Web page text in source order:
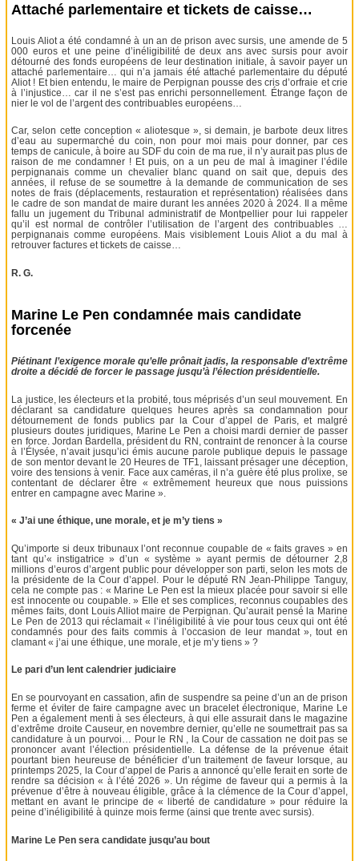
Attaché parlementaire et tickets de caisse…
Louis Aliot a été condamné à un an de prison avec sursis, une amende de 5
000 euros et une peine d’inéligibilité de deux ans avec sursis pour avoir
détourné des fonds européens de leur destination initiale, à savoir payer un
attaché parlementaire… qui n’a jamais été attaché parlementaire du député
Aliot ! Et bien entendu, le maire de Perpignan pousse des cris d’orfraie et crie
à l’injustice… car il ne s’est pas enrichi personnellement. Étrange façon de
nier le vol de l’argent des contribuables européens…
Car, selon cette conception « aliotesque », si demain, je barbote deux litres
d’eau au supermarché du coin, non pour moi mais pour donner, par ces
temps de canicule, à boire au SDF du coin de ma rue, il n’y aurait pas plus de
raison de me condamner ! Et puis, on a un peu de mal à imaginer l’édile
perpignanais comme un chevalier blanc quand on sait que, depuis des
années, il refuse de se soumettre à la demande de communication de ses
notes de frais (déplacements, restauration et représentation) réalisées dans
le cadre de son mandat de maire durant les années 2020 à 2024. Il a même
fallu un jugement du Tribunal administratif de Montpellier pour lui rappeler
qu’il est normal de contrôler l’utilisation de l’argent des contribuables …
perpignanais comme européens. Mais visiblement Louis Aliot a du mal à
retrouver factures et tickets de caisse…
R. G.
Marine Le Pen condamnée mais candidate
forcenée
Piétinant l’exigence morale qu’elle prônait jadis, la responsable d’extrême
droite a décidé de forcer le passage jusqu’à l’élection présidentielle.
La justice, les électeurs et la probité, tous méprisés d’un seul mouvement. En
déclarant sa candidature quelques heures après sa condamnation pour
détournement de fonds publics par la Cour d’appel de Paris, et malgré
plusieurs doutes juridiques, Marine Le Pen a choisi mardi dernier de passer
en force. Jordan Bardella, président du RN, contraint de renoncer à la course
à l’Élysée, n’avait jusqu’ici émis aucune parole publique depuis le passage
de son mentor devant le 20 Heures de TF1, laissant présager une déception,
voire des tensions à venir. Face aux caméras, il n’a guère été plus prolixe, se
contentant de déclarer être « extrêmement heureux que nous puissions
entrer en campagne avec Marine ».
« J’ai une éthique, une morale, et je m’y tiens »
Qu’importe si deux tribunaux l’ont reconnue coupable de « faits graves » en
tant qu’« instigatrice » d’un « système » ayant permis de détourner 2,8
millions d’euros d’argent public pour développer son parti, selon les mots de
la présidente de la Cour d’appel. Pour le député RN Jean-Philippe Tanguy,
cela ne compte pas : « Marine Le Pen est la mieux placée pour savoir si elle
est innocente ou coupable. » Elle et ses complices, reconnus coupables des
mêmes faits, dont Louis Alliot maire de Perpignan. Qu’aurait pensé la Marine
Le Pen de 2013 qui réclamait « l’inéligibilité à vie pour tous ceux qui ont été
condamnés pour des faits commis à l’occasion de leur mandat », tout en
clamant « j’ai une éthique, une morale, et je m’y tiens » ?
Le pari d’un lent calendrier judiciaire
En se pourvoyant en cassation, afin de suspendre sa peine d’un an de prison
ferme et éviter de faire campagne avec un bracelet électronique, Marine Le
Pen a également menti à ses électeurs, à qui elle assurait dans le magazine
d’extrême droite Causeur, en novembre dernier, qu’elle ne soumettrait pas sa
candidature à un pourvoi… Pour le RN , la Cour de cassation ne doit pas se
prononcer avant l’élection présidentielle. La défense de la prévenue était
pourtant bien heureuse de bénéficier d’un traitement de faveur lorsque, au
printemps 2025, la Cour d’appel de Paris a annoncé qu’elle ferait en sorte de
rendre sa décision « à l’été 2026 ». Un régime de faveur qui a permis à la
prévenue d’être à nouveau éligible, grâce à la clémence de la Cour d’appel,
mettant en avant le principe de « liberté de candidature » pour réduire la
peine d’inéligibilité à quinze mois ferme (ainsi que trente avec sursis).
Marine Le Pen sera candidate jusqu’au bout